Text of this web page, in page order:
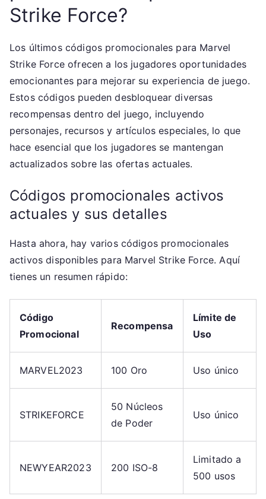
Strike Force?
Los últimos códigos promocionales para Marvel
Strike Force ofrecen a los jugadores oportunidades
emocionantes para mejorar su experiencia de juego.
Estos códigos pueden desbloquear diversas
recompensas dentro del juego, incluyendo
personajes, recursos y artículos especiales, lo que
hace esencial que los jugadores se mantengan
actualizados sobre las ofertas actuales.
Códigos promocionales activos
actuales y sus detalles
Hasta ahora, hay varios códigos promocionales
activos disponibles para Marvel Strike Force. Aquí
tienes un resumen rápido:
Código
Promocional
Recompensa
Límite de
Uso
MARVEL2023 100 Oro Uso único
STRIKEFORCE
50 Núcleos
de Poder
Uso único
NEWYEAR2023 200 ISO-8
Limitado a
500 usos